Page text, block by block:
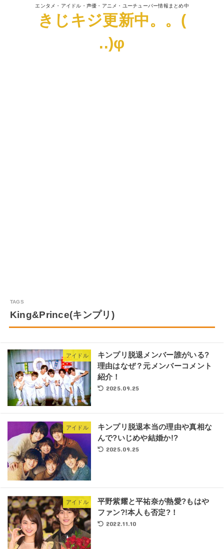
エンタメ・アイドル・声優・アニメ・ユーチューバー情報まとめ中
きじキジ更新中。。(
..)φ
King&Prince(キンプリ)
アイドル
キンプリ脱退メンバー誰がいる?
理由はなぜ？元メンバーコメント
紹介！
2025.09.25
アイドル
キンプリ脱退本当の理由や真相な
んで?いじめや結婚か!?
2025.09.25
アイドル
平野紫耀と平祐奈が熱愛?もはや
ファン?!本人も否定?！
2022.11.10